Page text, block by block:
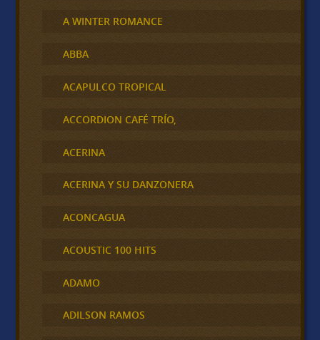
A WINTER ROMANCE
ABBA
ACAPULCO TROPICAL
ACCORDION CAFÉ TRÍO,
ACERINA
ACERINA Y SU DANZONERA
ACONCAGUA
ACOUSTIC 100 HITS
ADAMO
ADILSON RAMOS